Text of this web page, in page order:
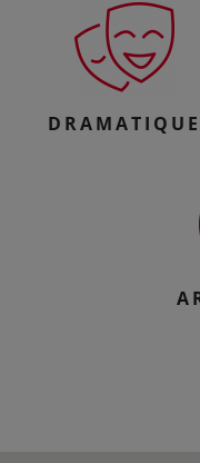
DRAMATIQUE